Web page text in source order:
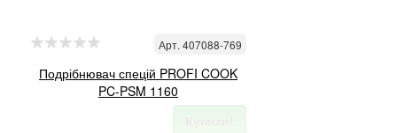
Арт. 407088-769
Подрібнювач спецій PROFI COOK
PC-PSM 1160